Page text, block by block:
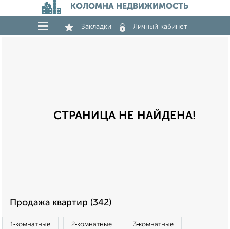
КОЛОМНА НЕДВИЖИМОСТЬ
Закладки Личный кабинет
СТРАНИЦА НЕ НАЙДЕНА!
Продажа квартир (342)
1‑комнатные 2‑комнатные 3‑комнатные